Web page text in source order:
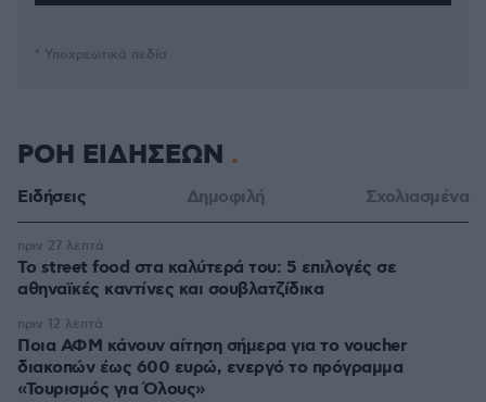
* Υποχρεωτικά πεδία
ΡΟΗ ΕΙΔΗΣΕΩΝ
Ειδήσεις Δημοφιλή Σχολιασμένα
Το street food στα καλύτερά του: 5 επιλογές σε
αθηναϊκές καντίνες και σουβλατζίδικα
πριν 27 λεπτά
Ποια ΑΦΜ κάνουν αίτηση σήμερα για το voucher
διακοπών έως 600 ευρώ, ενεργό το πρόγραμμα
«Τουρισμός για Όλους»
πριν 12 λεπτά